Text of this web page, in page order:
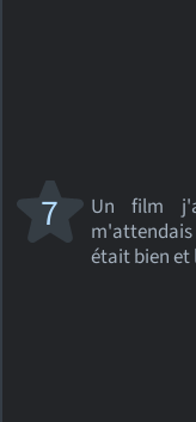
Un film
était bien et
7